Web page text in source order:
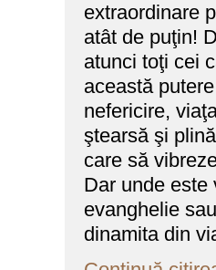
extraordinare
atât de puţin!
atunci toţi cei
această
nefericire,
ştearsă şi
care să
Dar unde este
evanghelie
dinamita din